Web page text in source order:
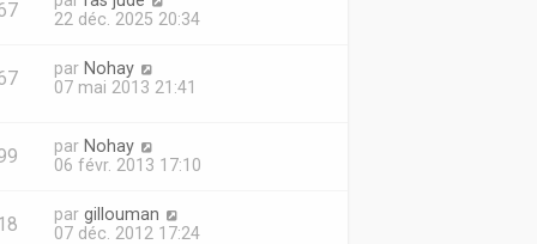
22 déc. 2025 20:34
par Nohay
07 mai 2013 21:41
par Nohay
06 févr. 2013 17:10
par gillouman
07 déc. 2012 17:24